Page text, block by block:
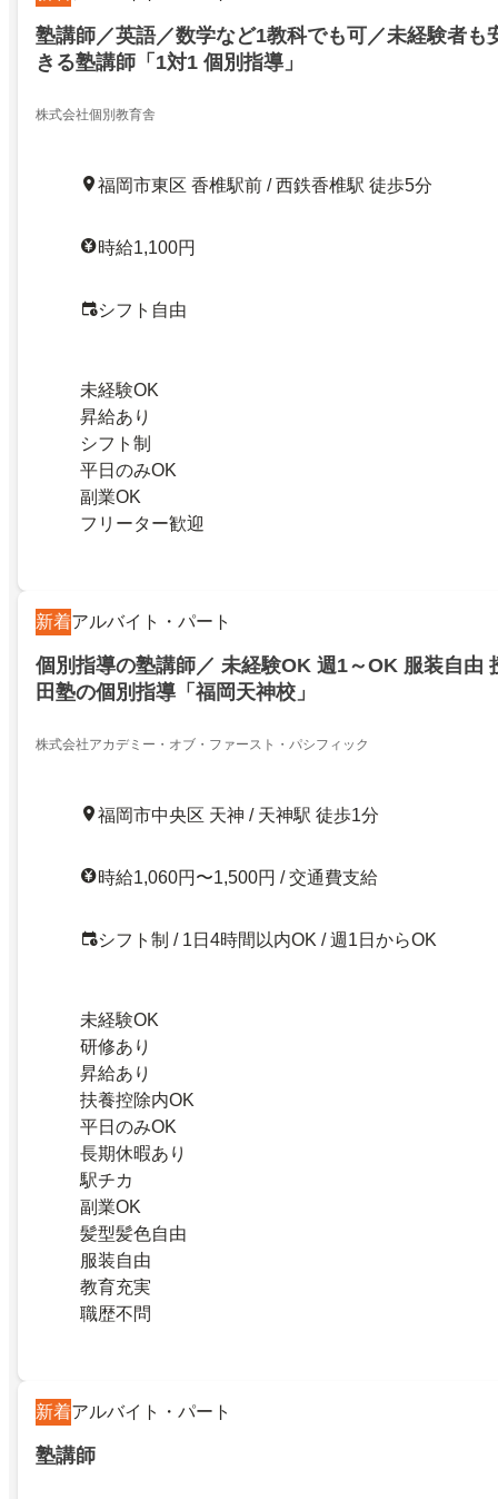
塾講師／英語／数学など1教科でも可／未経験者も
きる塾講師「1対1 個別指導」
株式会社個別教育舎
福岡市東区 香椎駅前 / 西鉄香椎駅 徒歩5分
時給1,100円
シフト自由
未経験OK
昇給あり
シフト制
平日のみOK
副業OK
フリーター歓迎
新着アルバイト・パート
個別指導の塾講師／ 未経験OK 週1～OK 服装自由
田塾の個別指導「福岡天神校」
株式会社アカデミー・オブ・ファースト・パシフィック
福岡市中央区 天神 / 天神駅 徒歩1分
時給1,060円〜1,500円 / 交通費支給
シフト制 / 1日4時間以内OK / 週1日からOK
未経験OK
研修あり
昇給あり
扶養控除内OK
平日のみOK
長期休暇あり
駅チカ
副業OK
髪型髪色自由
服装自由
教育充実
職歴不問
新着アルバイト・パート
塾講師